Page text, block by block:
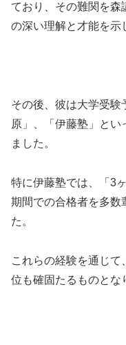
ており、その難関を
の深い理解と才能を示
その後、彼は大学受験
原」、「伊藤塾」とい
ました。
特に伊藤塾では、「3
期間での合格者を多数
た。
これらの経験を通じ
位も確固たるものとな